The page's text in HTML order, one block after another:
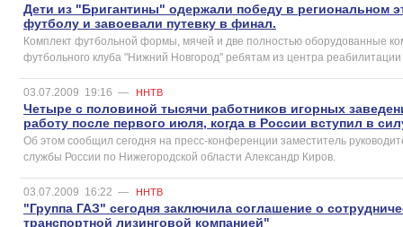
Дети из "Бригантины" одержали победу в региональном
футболу и завоевали путевку в финал.
Комплект футбольной формы, мячей и две полностью оборудованные
футбольного клуба "Нижний Новгород" ребятам из центра реабилитации
03.07.2009 19:16 — ННТВ
Четыре с половиной тысячи работников игорных
работу после первого июля, когда в России вступил в
Об этом сообщил сегодня на пресс-конференции заместитель
службы России по Нижегородской области Александр Киров.
03.07.2009 16:22 — ННТВ
"Группа ГАЗ" сегодня заключила соглашение о
транспортной лизинговой компанией"